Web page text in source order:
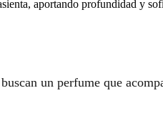
aportando profundidad y
un perfume que